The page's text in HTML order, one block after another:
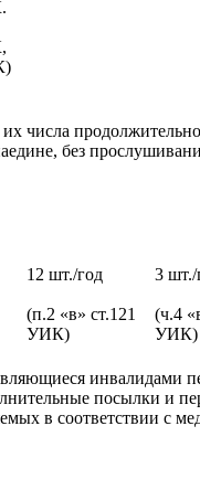
их числа
без
12 шт./год
(п.2 «в» ст.121
УИК)
3 шт./
(ч.4
УИК)
инвалидами
посылки и
в соответствии с